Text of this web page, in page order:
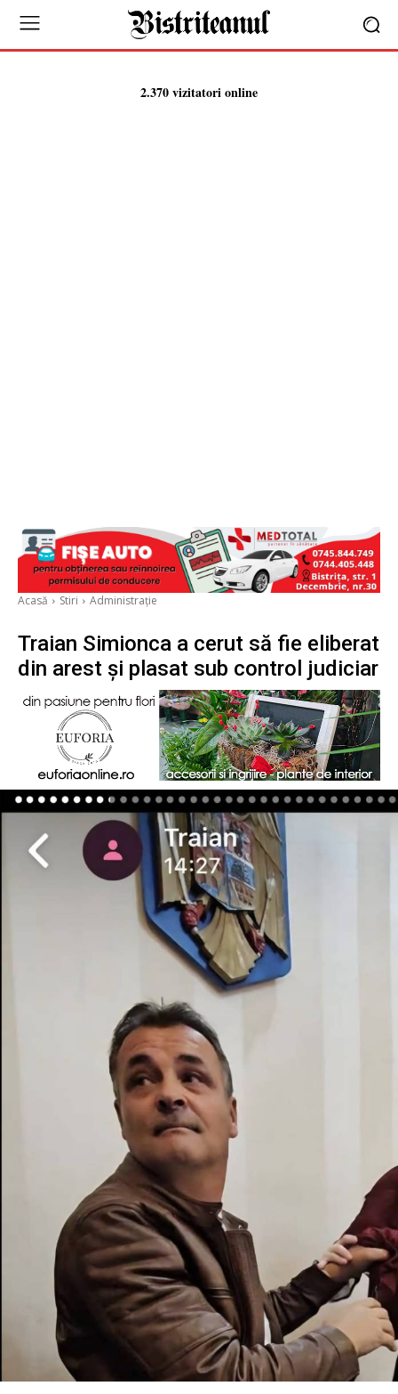
2.370 vizitatori online
Acasă Stiri Administrație
Traian Simionca a cerut să fie eliberat
din arest și plasat sub control judiciar